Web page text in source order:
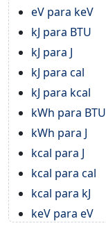
eV para keV
kJ para BTU
kJ para J
kJ para cal
kJ para kcal
kWh para BTU
kWh para J
kcal para J
kcal para cal
kcal para kJ
keV para eV